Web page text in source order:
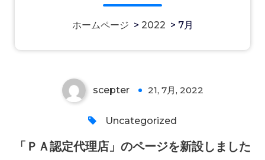
ホームページ > 2022 > 7月
「ＰＡ認定代理店」のページを新設し
scepter 21, 7月, 2022
Uncategorized
「ＰＡ認定代理店」のページを新設しました
「事故対応」のページを編集しまし